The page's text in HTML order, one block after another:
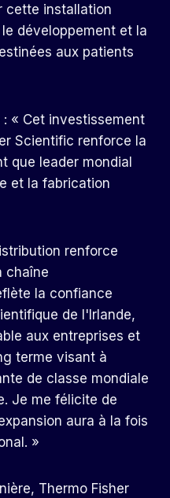
cette installation
développement et la
aux patients
: « Cet investissement
Scientific renforce la
que leader mondial
et la fabrication
renforce
chaîne
la confiance
de l'Irlande,
aux entreprises et
terme visant à
de classe mondiale
Je me félicite de
aura à la fois
»
Thermo Fisher